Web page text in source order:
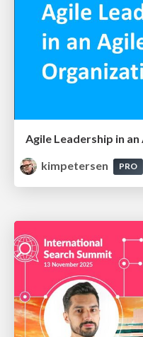
Agile Leadership in
kimpetersen
PRO